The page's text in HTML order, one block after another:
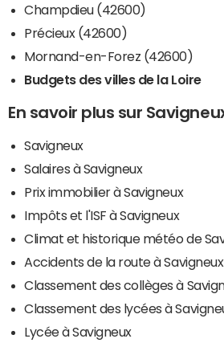
Champdieu (42600)
Précieux (42600)
Mornand-en-Forez (42600)
Budgets des villes de la Loire
En savoir plus sur
Savigneux
Salaires à Savigneux
Prix immobilier à Savigneux
Impôts et l'ISF à Savigneux
Climat et historique météo de
Accidents de la route à Savigneux
Classement des collèges à
Classement des lycées à
Lycée à Savigneux